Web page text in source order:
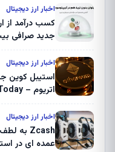
اخبار ارز دیجیتال
کسب درآمد از
جدید صرافی
اخبار ارز دیجیتال
استیبل کوین
اتریوم – U.Today راه اندازی می شود
اخبار ارز دیجیتال
عمده ای در